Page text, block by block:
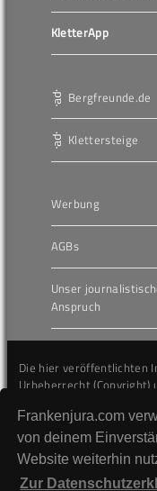
Frankenjura.com
von deinem
Website weiterhin
Zur
KletterApp
Bergfreunde.de
Klettersteige
Werbung
AGBs
Unser
Anspruch
Die hier veröffentlichten
Urheberrecht
unverändert
wir auf juristischem